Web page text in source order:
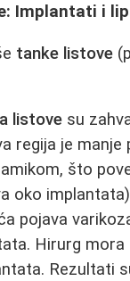
Implantati i
tanke listove
listove su
regija je
što
oko
pojava
Hirurg
Rezultati